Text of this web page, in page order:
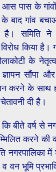
पास के गांवों
बाद गांव
समिति ने
किया
के
सौंपा
करने के साथ
दी है।
बीते वर्ष से
करने की
नगरपालिका में
वन भूमि